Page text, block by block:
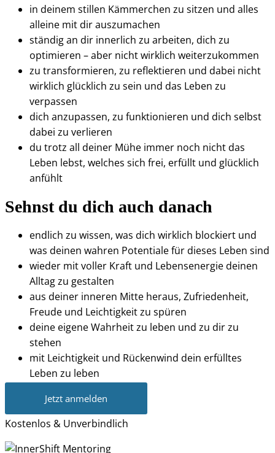
in deinem stillen Kämmerchen zu sitzen und alles
alleine mit dir auszumachen
ständig an dir innerlich zu arbeiten, dich zu
optimieren – aber nicht wirklich weiterzukommen
zu transformieren, zu reflektieren und dabei nicht
wirklich glücklich zu sein und das Leben zu
verpassen
dich anzupassen, zu funktionieren und dich selbst
dabei zu verlieren
du trotz all deiner Mühe immer noch nicht das
Leben lebst, welches sich frei, erfüllt und glücklich
anfühlt
Sehnst du dich auch danach
endlich zu wissen, was dich wirklich blockiert und
was deinen wahren Potentiale für dieses Leben sind
wieder mit voller Kraft und Lebensenergie deinen
Alltag zu gestalten
aus deiner inneren Mitte heraus, Zufriedenheit,
Freude und Leichtigkeit zu spüren
deine eigene Wahrheit zu leben und zu dir zu
stehen
mit Leichtigkeit und Rückenwind dein erfülltes
Leben zu leben
Jetzt anmelden
Kostenlos & Unverbindlich